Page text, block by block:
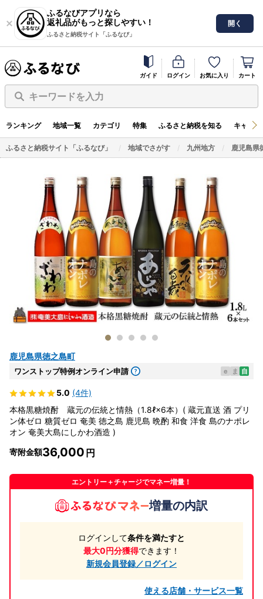
ふるなびアプリなら
返礼品がもっと探しやすい！
ふるさと納税サイト「ふるなび」
開く
ガイド ログイン お気に入り カート
キーワードを入力
ランキング 地域一覧 カテゴリ 特集 ふるさと納税を知る キャン
ふるさと納税サイト「ふるなび」 地域でさがす 九州地方 鹿児島県
鹿児島県徳之島町
ワンストップ特例オンライン申請 e ま 自
5.0 (4件)
本格黒糖焼酎 蔵元の伝統と情熱（1.8ℓ×6本）( 蔵元直送 酒 プリ
ン体ゼロ 糖質ゼロ 奄美 徳之島 鹿児島 晩酌 和食 洋食 島のナポレ
オン 奄美大島にしかわ酒造 )
寄附金額36,000
エントリー＋チャージでマネー増量！
増量の内訳
ログインして条件を満たすと
最大0円分獲得できます！
新規会員登録／ログイン
使える店舗・サービス一覧